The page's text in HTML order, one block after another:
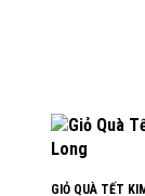
GIỎ QUÀ TẾT